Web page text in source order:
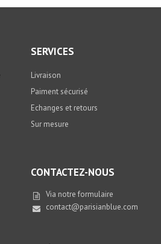
SERVICES
Livraison
Paiment sécurisé
Echanges et retours
Sur mesure
CONTACTEZ-NOUS
Via notre formulaire
contact@parisianblue.com